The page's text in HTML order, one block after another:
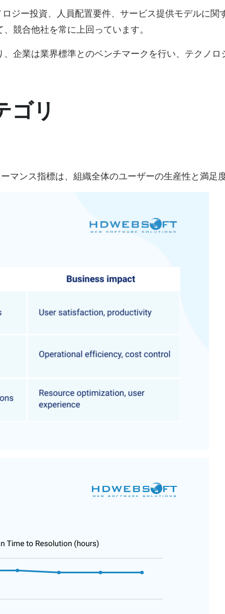
ジー投資、人員配置要件、サービス提供モデルに関
競合他社を常に上回っています。
企業は業界標準とのベンチマークを行い、テクノ
ゴリ
マンス指標は、組織全体のユーザーの生産性と満足